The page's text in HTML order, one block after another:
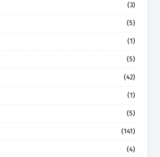
(3)
(5)
(1)
(5)
(42)
(1)
(5)
(141)
(4)